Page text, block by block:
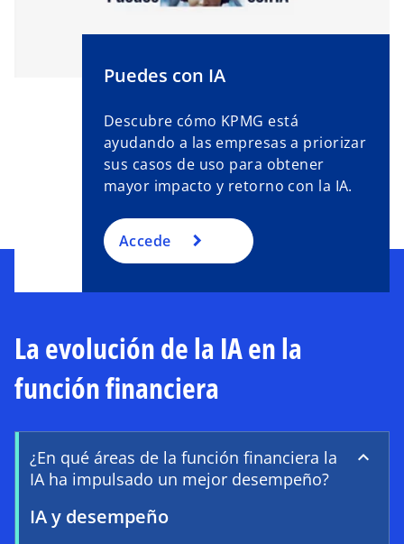
Puedes con IA
Descubre cómo KPMG está
ayudando a las empresas a priorizar
sus casos de uso para obtener
mayor impacto y retorno con la IA.
Accede
La evolución de la IA en la
función financiera
¿En qué áreas de la función financiera la
IA ha impulsado un mejor desempeño?
IA y desempeño